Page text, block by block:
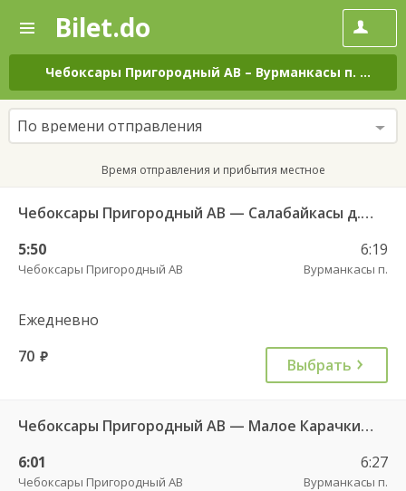
—
Поиск
и
покупка
билетов
на
автобус
онлайн
Bilet.do
Чебоксары Пригородный АВ – Вурманкасы п. на
По времени отправления
Время отправления и прибытия местное
Чебоксары Пригородный АВ — Салабайкасы д. 146
5:50
Чебоксары Пригородный АВ
6:19
Вурманкасы п.
Ежедневно
70 руб. Выбрать
Чебоксары Пригородный АВ — Малое Карачкино с. 636
6:01
Чебоксары Пригородный АВ
6:27
Вурманкасы п.